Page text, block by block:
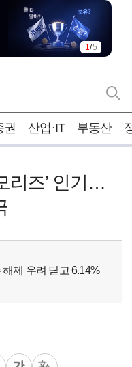
2/5
권 산업·IT 부동산
리즈’ 인기…
제 우려 딛고 6.14%